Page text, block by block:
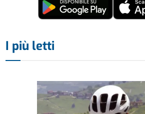
I più letti